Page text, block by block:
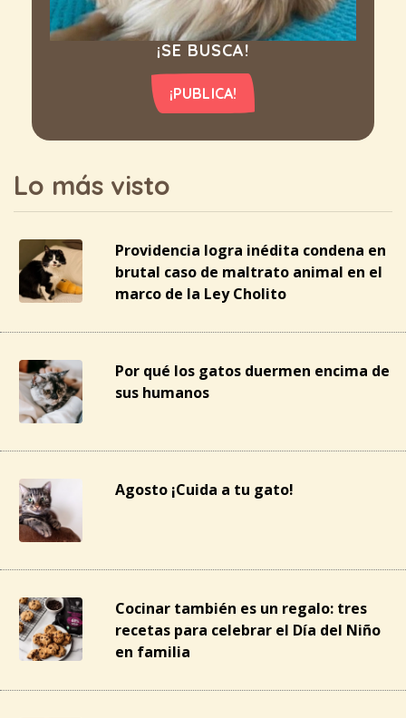
¡SE BUSCA!
¡PUBLICA!
Lo más visto
Providencia logra inédita condena en
brutal caso de maltrato animal en el
marco de la Ley Cholito
Por qué los gatos duermen encima de
sus humanos
Agosto ¡Cuida a tu gato!
Cocinar también es un regalo: tres
recetas para celebrar el Día del Niño
en familia